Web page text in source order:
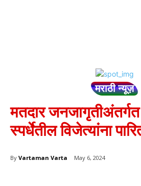
मराठी न्यूज़
मतदार जनजागृतीअंतर्गत
स्पर्धेतील विजेत्यांना
By Vartaman Varta May 6, 2024